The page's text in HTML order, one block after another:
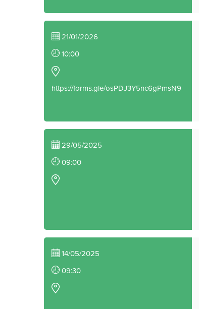
21/01/2026
10:00
https://forms.gle/osPDJ3Y5nc6gPmsN9
29/05/2025
09:00
14/05/2025
09:30